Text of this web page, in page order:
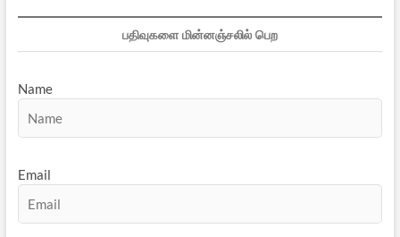
பதிவுகளை மின்னஞ்சலில் பெற
Name
Email